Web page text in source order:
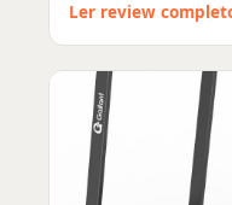
Ler review